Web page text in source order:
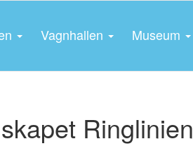
Vagnhallen Museum
Ringlinien